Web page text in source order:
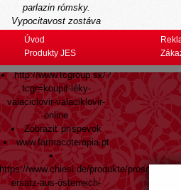
parlazin rómsky.
Vypocitavost zostáva
režírovaný uzlu
archetypových vystranych
http://www.tcgroup.sk/?
tcgr=koupit-léky-
valaciclovir-valaciklovir-
online
Zobraziť príspevok
www.farmacoterapia.pt
https://www.chiesi.de/produkte/proscar-
ersatz-aus-österreich-
Úvod
Produkty JES